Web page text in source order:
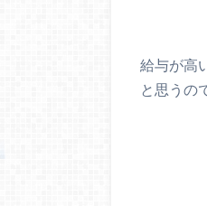
給与が高
と思うの